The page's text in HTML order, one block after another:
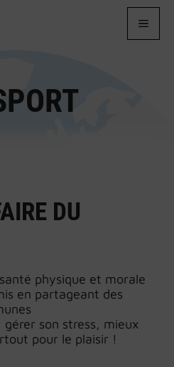
DU
physique et morale
en partageant des
gérer son stress, mieux
pour le plaisir !